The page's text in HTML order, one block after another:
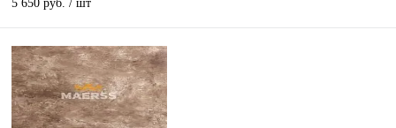
5 650 руб. / шт